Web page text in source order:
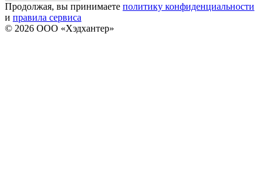
Продолжая, вы принимаете политику конфиденциальности
и правила сервиса
© 2026 ООО «Хэдхантер»